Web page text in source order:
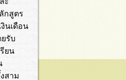
กสูตร
นเดือน
รับ
ยน
สาม